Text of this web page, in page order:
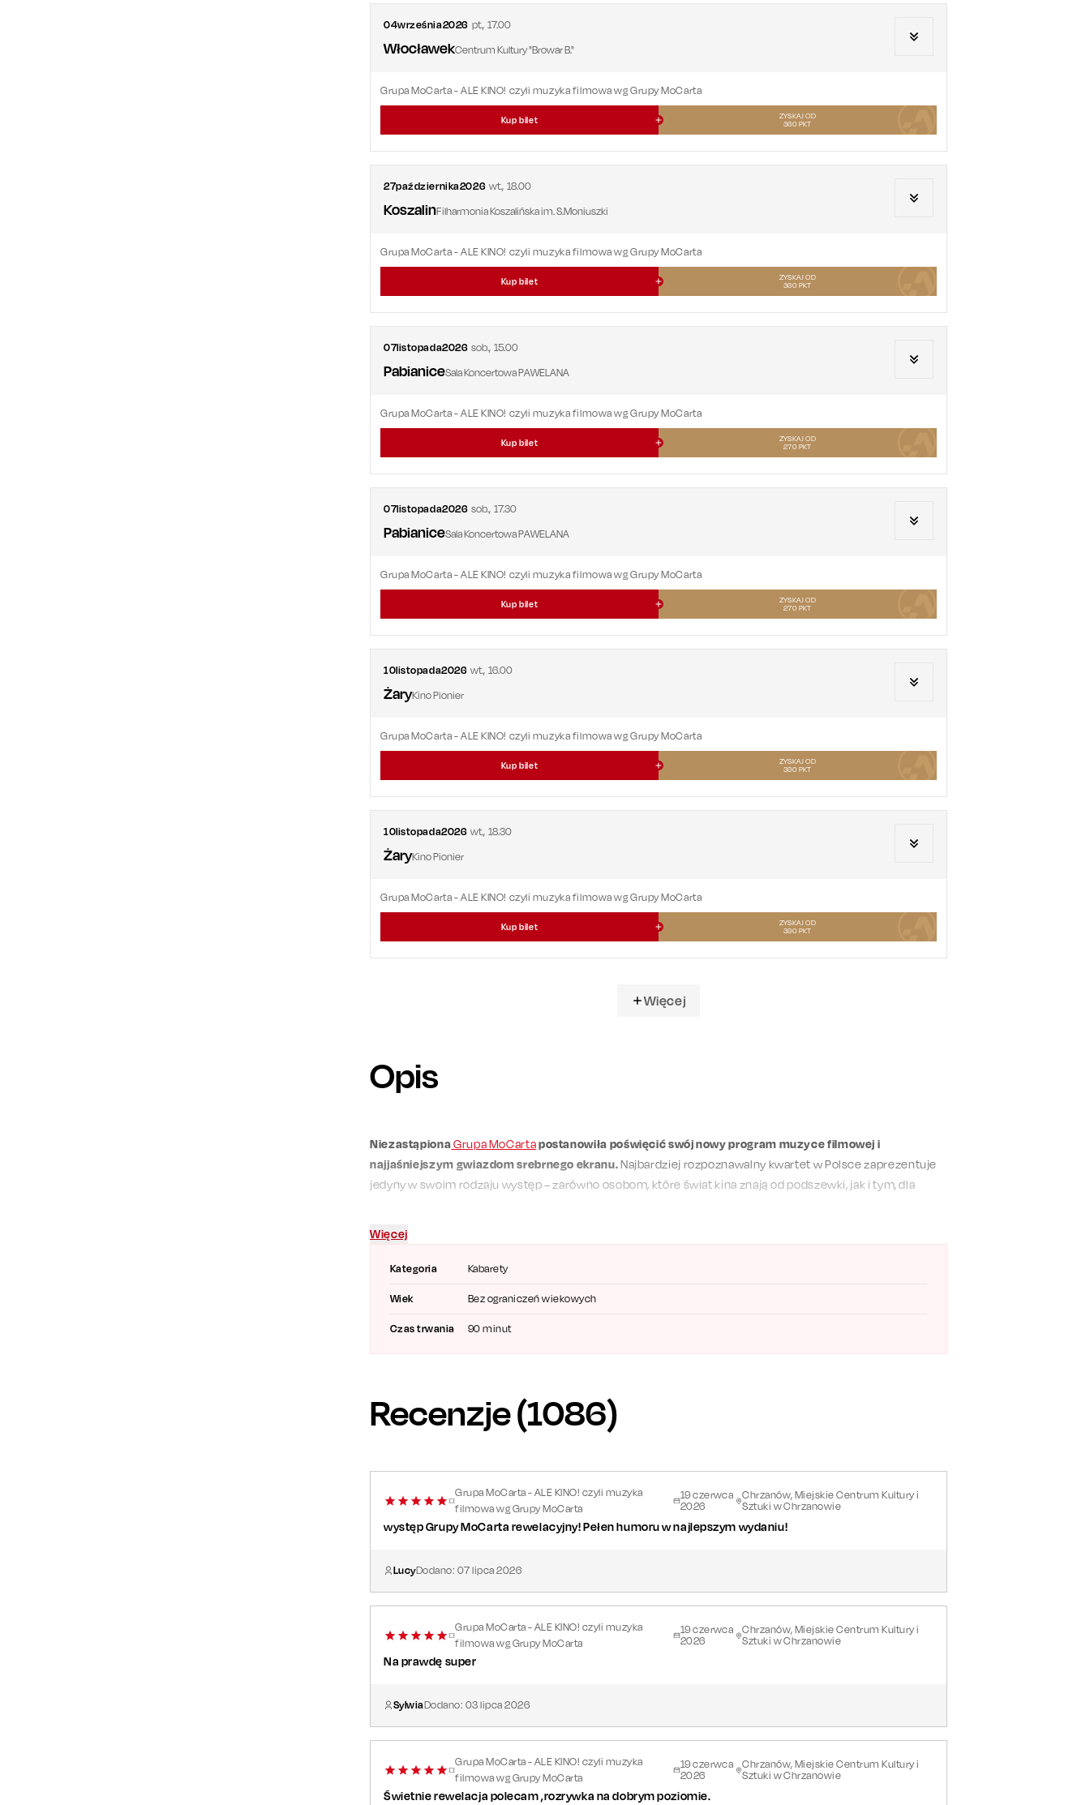
04września2026 pt., 17.00
WłocławekCentrum Kultury "Browar B."
Grupa MoCarta - ALE KINO! czyli muzyka filmowa wg Grupy MoCarta
Kup bilet
ZYSKAJ OD
360 PKT
27października2026 wt.,18.00
KoszalinFilharmonia Koszalińska im. S.Moniuszki
Grupa MoCarta - ALE KINO! czyli muzyka filmowa wg Grupy MoCarta
Kup bilet
ZYSKAJ OD
360 PKT
07listopada2026 sob.,15.00
PabianiceSala Koncertowa PAWELANA
Grupa MoCarta - ALE KINO! czyli muzyka filmowa wg Grupy MoCarta
Kup bilet
ZYSKAJ OD
270 PKT
07listopada2026 sob.,17.30
PabianiceSala Koncertowa PAWELANA
Grupa MoCarta - ALE KINO! czyli muzyka filmowa wg Grupy MoCarta
Kup bilet
ZYSKAJ OD
270 PKT
10listopada2026 wt.,16.00
ŻaryKino Pionier
Grupa MoCarta - ALE KINO! czyli muzyka filmowa wg Grupy MoCarta
Kup bilet
ZYSKAJ OD
390 PKT
10listopada2026 wt.,18.30
ŻaryKino Pionier
Grupa MoCarta - ALE KINO! czyli muzyka filmowa wg Grupy MoCarta
Kup bilet
ZYSKAJ OD
390 PKT
Więcej
Opis
Kategoria Kabarety
Wiek Bez ograniczeń wiekowych
Czas trwania 90 minut
NiezastąpionaGrupa MoCartapostanowiła poświęcić swój nowy program muzyce filmowej i
najjaśniejszym gwiazdom srebrnego ekranu.Najbardziej rozpoznawalny kwartet w Polsce zaprezentuje
jedyny w swoim rodzaju występ – zarówno osobom, które świat kina znają od podszewki, jak i tym, dla
aktorem, który jest największym przegranym światowego kina…
superprodukcji, opowieść o historii filmu, tańczący Lord Vader i dużo wspaniałej muzyki, okraszonej
mistrzowskim poczuciem humoru Grupy MoCarta
Więcej
Recenzje (1086)
Grupa MoCarta - ALE KINO! czyli muzyka
filmowa wg Grupy MoCarta
19 czerwca
2026
Chrzanów, Miejskie Centrum Kultury i
Sztuki w Chrzanowie
występ Grupy MoCarta rewelacyjny! Pełen humoru w najlepszym wydaniu!
LucyDodano: 07 lipca 2026
Grupa MoCarta - ALE KINO! czyli muzyka
filmowa wg Grupy MoCarta
19 czerwca
2026
Chrzanów, Miejskie Centrum Kultury i
Sztuki w Chrzanowie
Na prawdę super
SylwiaDodano: 03 lipca 2026
Grupa MoCarta - ALE KINO! czyli muzyka
filmowa wg Grupy MoCarta
19 czerwca
2026
Chrzanów, Miejskie Centrum Kultury i
Sztuki w Chrzanowie
Świetnie rewelacja polecam ,rozrywka na dobrym poziomie.